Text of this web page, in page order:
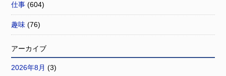
仕事 (604)
趣味 (76)
アーカイブ
2026年8月 (3)